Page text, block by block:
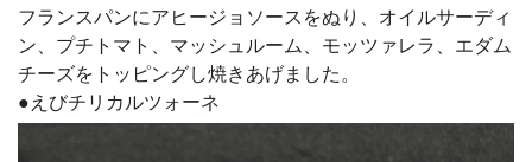
フランスパンにアヒージョソースをぬり、オイルサーディ
ン、プチトマト、マッシュルーム、モッツァレラ、エダム
チーズをトッピングし焼きあげました。
●えびチリカルツォーネ